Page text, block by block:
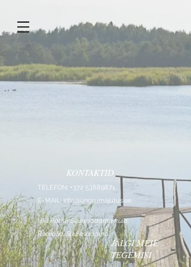
KONTAKTID
TELEFON: +372 53889871
E-MAIL:info@ungrumajutus.ee
Hiiu Parish Suuresadama küla,
Roovälja, Suuresadama
JÄLGI MEIE
TEGEMISI